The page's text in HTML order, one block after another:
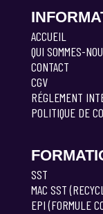
ACCUEIL
QUI SOMMES-
CONTACT
CGV
RÉGLEMENT
POLITIQUE DE
SST
MAC SST
EPI (FORMULE